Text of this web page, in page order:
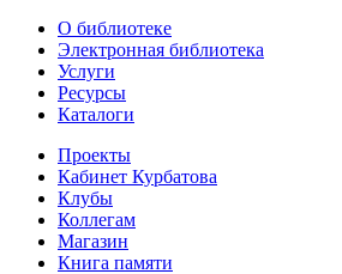
О библиотеке
Электронная библиотека
Услуги
Ресурсы
Каталоги
Проекты
Кабинет Курбатова
Клубы
Коллегам
Магазин
Книга памяти